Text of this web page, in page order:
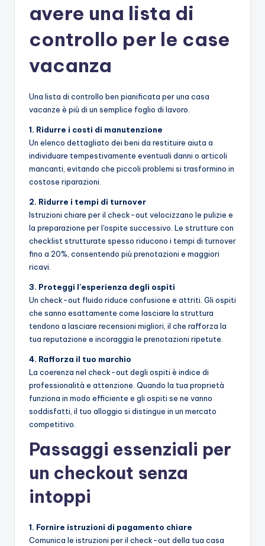
avere una lista di
controllo per le case
vacanza
Una lista di controllo ben pianificata per una casa
vacanze è più di un semplice foglio di lavoro.
1. Ridurre i costi di manutenzione
Un elenco dettagliato dei beni da restituire aiuta a
individuare tempestivamente eventuali danni o articoli
mancanti, evitando che piccoli problemi si trasformino in
costose riparazioni.
2. Ridurre i tempi di turnover
Istruzioni chiare per il check-out velocizzano le pulizie e
la preparazione per l'ospite successivo. Le strutture con
checklist strutturate spesso riducono i tempi di turnover
fino a 20%, consentendo più prenotazioni e maggiori
ricavi.
3. Proteggi l'esperienza degli ospiti
Un check-out fluido riduce confusione e attriti. Gli ospiti
che sanno esattamente come lasciare la struttura
tendono a lasciare recensioni migliori, il che rafforza la
tua reputazione e incoraggia le prenotazioni ripetute.
4. Rafforza il tuo marchio
La coerenza nel check-out degli ospiti è indice di
professionalità e attenzione. Quando la tua proprietà
funziona in modo efficiente e gli ospiti se ne vanno
soddisfatti, il tuo alloggio si distingue in un mercato
competitivo.
Passaggi essenziali per
un checkout senza
intoppi
1. Fornire istruzioni di pagamento chiare
Comunica le istruzioni per il check-out della tua casa